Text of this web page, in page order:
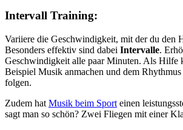
Intervall Training:
Variiere die Geschwindigkeit, mit der du den
Besonders effektiv sind dabei Intervalle.
Geschwindigkeit alle paar Minuten. Als Hilfe
Beispiel Musik anmachen und dem
folgen.
Zudem hat Musik beim Sport einen
sagt man so schön? Zwei Fliegen mit einer